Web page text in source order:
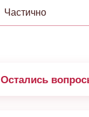
Частично
Остались